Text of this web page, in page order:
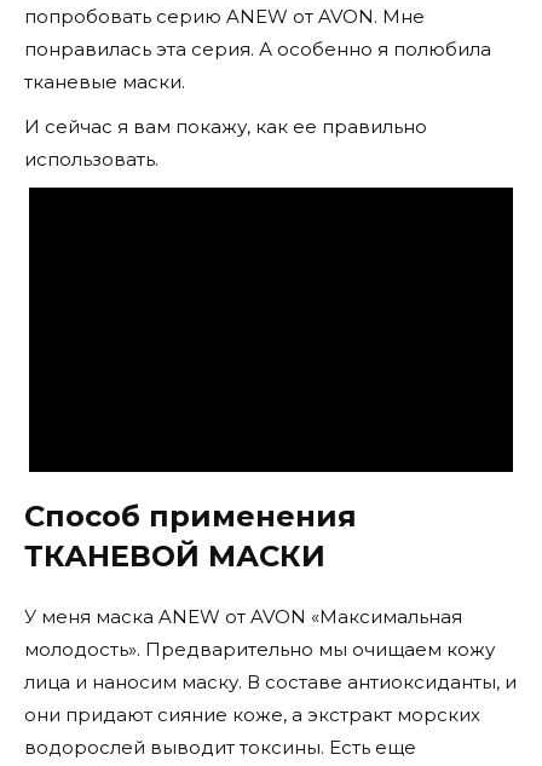
попробовать серию ANEW от AVON. Мне
понравилась эта серия. А особенно я полюбила
тканевые маски.
И сейчас я вам покажу, как ее правильно
использовать.
Способ применения
ТКАНЕВОЙ МАСКИ
У меня маска ANEW от AVON «Максимальная
молодость». Предварительно мы очищаем кожу
лица и наносим маску. В составе антиоксиданты, и
они придают сияние коже, а экстракт морских
водорослей выводит токсины. Есть еще